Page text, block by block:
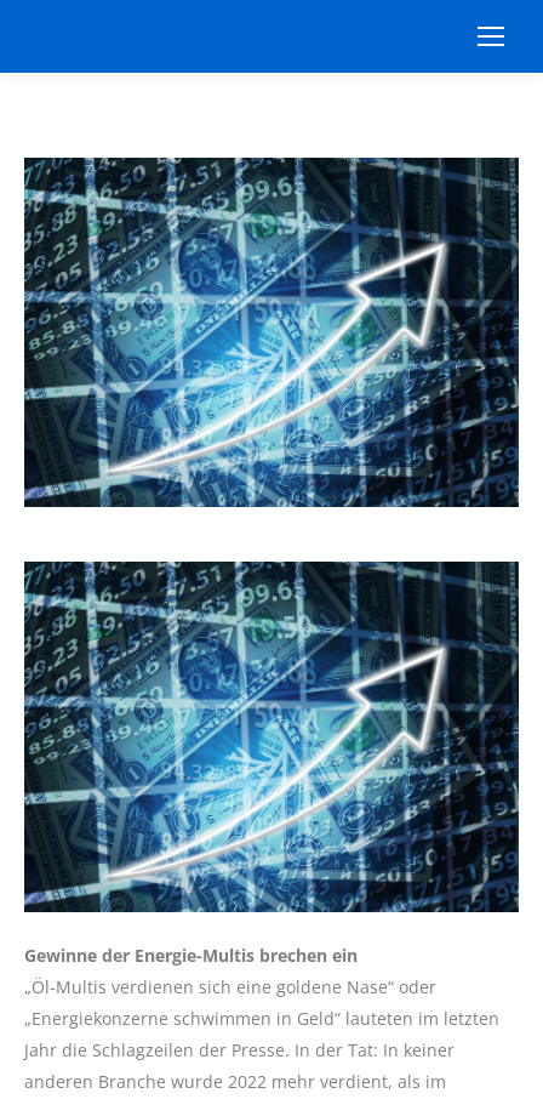
Gewinne der Energie-Multis brechen ein
„Öl-Multis verdienen sich eine goldene Nase“ oder
„Energiekonzerne schwimmen in Geld“ lauteten im letzten
Jahr die Schlagzeilen der Presse. In der Tat: In keiner
anderen Branche wurde 2022 mehr verdient, als im